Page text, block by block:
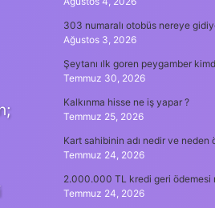
303 numaralı otobüs nereye
Ağustos 3, 2026
Şeytanı ılk goren peygamber
Temmuz 30, 2026
Kalkınma hisse ne iş yapar ?
Temmuz 25, 2026
Kart sahibinin adı nedir ve neden
Temmuz 24, 2026
2.000.000 TL kredi geri ödemesi
Temmuz 24, 2026